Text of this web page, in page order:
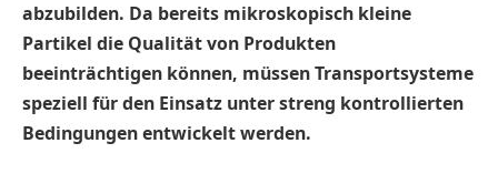
abzubilden. Da bereits mikroskopisch kleine
Partikel die Qualität von Produkten
beeinträchtigen können, müssen Transportsysteme
speziell für den Einsatz unter streng kontrollierten
Bedingungen entwickelt werden.